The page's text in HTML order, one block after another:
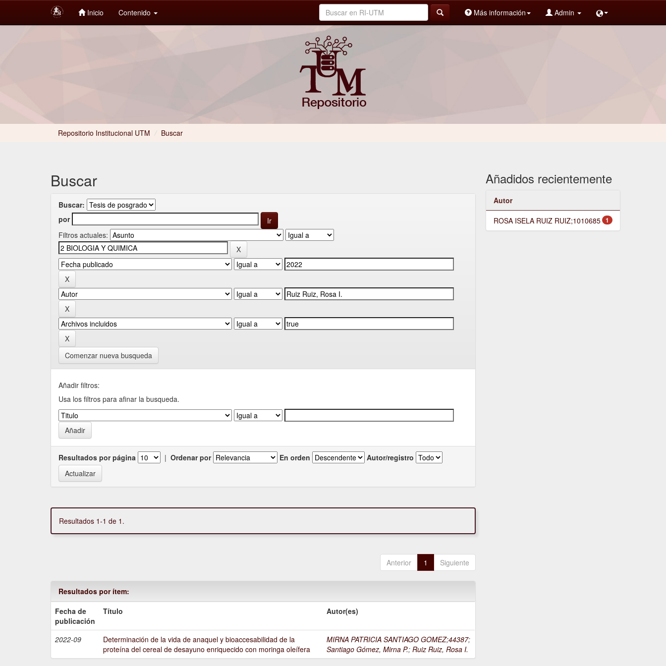
Inicio Contenido Más información Admin
Repositorio Institucional UTM / Buscar
Buscar
Buscar:
por
Filtros actuales:
Comenzar nueva busqueda
Añadir filtros:
Usa los filtros para afinar la busqueda.
Resultados por página | Ordenar por En orden Autor/registro
Resultados 1-1 de 1.
Anterior 1 Siguiente
Resultados por ítem:
Fecha de
publicación
Título Autor(es)
2022-09
Determinación de la vida de anaquel y bioaccesabilidad de la
proteína del cereal de desayuno enriquecido con moringa oleífera
MIRNA PATRICIA SANTIAGO GOMEZ;44387;
Santiago Gómez, Mirna P.;Ruiz Ruiz, Rosa I.
Añadidos recientemente
Autor
1
ROSA ISELA RUIZ RUIZ;1010685